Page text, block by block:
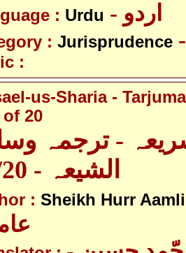
: Urdu - اردو
: Jurisprudence
:
us-Sharia -
of 20
- ترجمہ
الشیعہ - 08/20
: Sheikh Hurr Aamli